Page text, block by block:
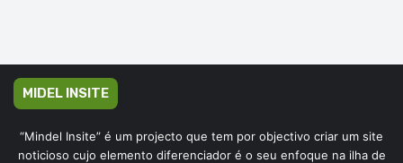
MIDEL INSITE
“Mindel Insite” é um projecto que tem por objectivo criar um site
noticioso cujo elemento diferenciador é o seu enfoque na ilha de